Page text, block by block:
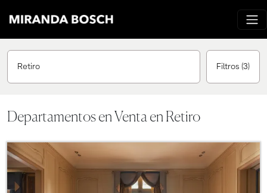
Retiro Filtros (3)
Departamentos en Venta en Retiro